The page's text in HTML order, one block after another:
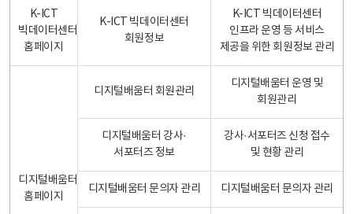
K-ICT
빅데이터센터
홈페이지
K-ICT 빅데이터센터
회원정보
K-ICT 빅데이터센터
인프라 운영 등 서비스
제공을 위한 회원정보 관리
디지털배움터
홈페이지
디지털배움터 회원관리
디지털배움터 운영 및
회원관리
디지털배움터 강사·
서포터즈 정보
강사·서포터즈 신청 접수
및 현황 관리
디지털배움터 문의자 관리 디지털배움터 문의자 관리